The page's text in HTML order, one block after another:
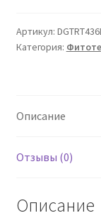
100
мл
Артикул:
Категория:
Описание
Отзывы (0)
Описание